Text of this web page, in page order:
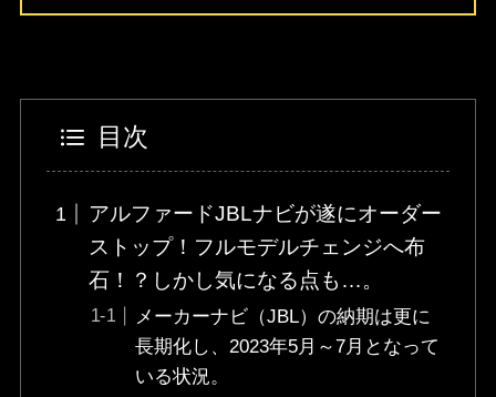
目次
アルファードJBLナビが遂にオーダー
ストップ！フルモデルチェンジへ布
石！？しかし気になる点も…。
メーカーナビ（JBL）の納期は更に
長期化し、2023年5月～7月となって
いる状況。